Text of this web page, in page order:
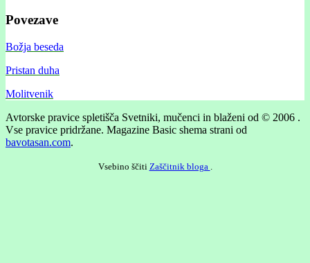
Povezave
Božja beseda
Pristan duha
Molitvenik
Avtorske pravice spletišča Svetniki, mučenci in blaženi od © 2006 .
Vse pravice pridržane. Magazine Basic shema strani od
bavotasan.com.
Vsebino ščiti Zaščitnik bloga